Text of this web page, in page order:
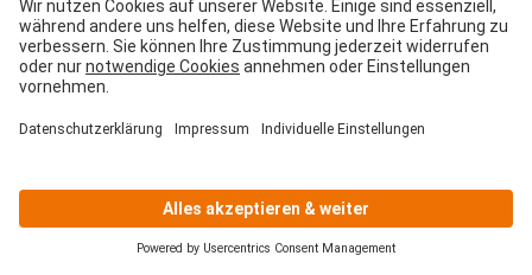
18.05.2016
Upcycling für den Balkongarten: Aus einer alten Palette
lässt sich ein wunderschöner vertikaler Garten zaubern –
bei uns sehen Sie, wie es geht!
WEITERLESEN